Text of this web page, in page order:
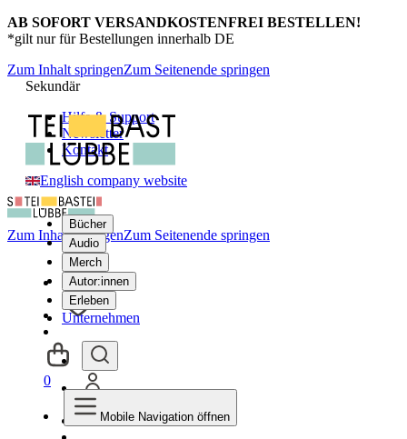
AB SOFORT VERSANDKOSTENFREI BESTELLEN!
*gilt nur für Bestellungen innerhalb DE
Zum Inhalt springenZum Seitenende springen
Sekundär
Hilfe & Support
Newsletter
Kontakt
English company website
Bücher
Audio
Merch
Autor:innen
Erleben
Unternehmen
Zum Inhalt springenZum Seitenende springen
0
Mobile Navigation öffnen